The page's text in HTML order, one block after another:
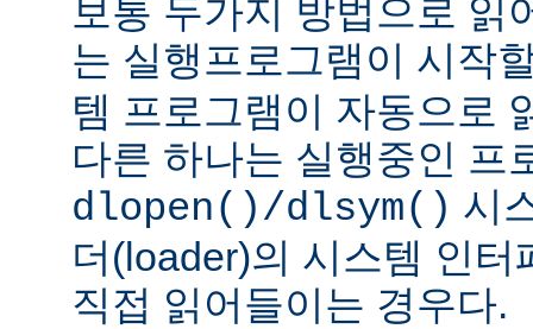
보통 두가지 방법으로 읽
는 실행프로그램이 시작
템 프로그램이 자동으로
다른 하나는 실행중인 프
dlopen()/dlsym() 시
더(loader)의 시스템 인
직접 읽어들이는 경우다.